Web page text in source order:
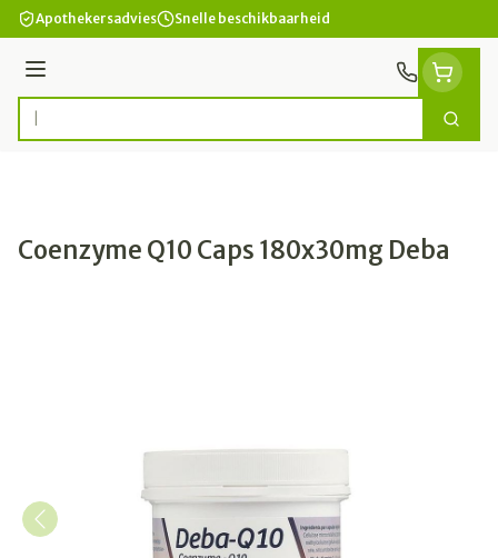
Ga naar de inhoud
Apothekersadvies Snelle beschikbaarheid
Menu
Product, merk, categorie... Zoek
Coenzyme Q10 Caps 180x30mg Deba